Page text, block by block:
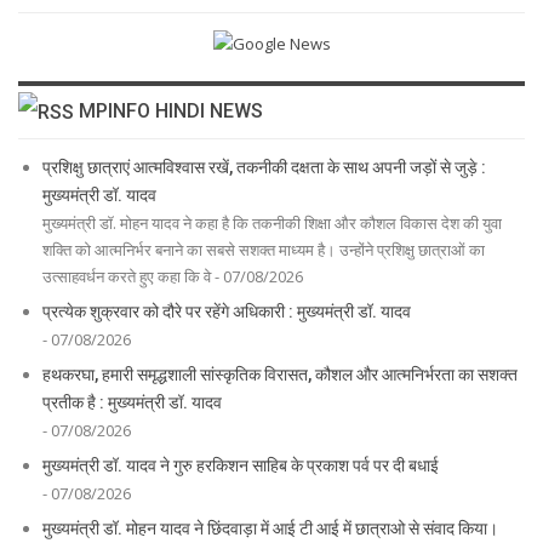
MPINFO HINDI NEWS
प्रशिक्षु छात्राएं आत्मविश्वास रखें, तकनीकी दक्षता के साथ अपनी जड़ों से जुड़े :
मुख्यमंत्री डॉ. यादव
मुख्यमंत्री डॉ. मोहन यादव ने कहा है कि तकनीकी शिक्षा और कौशल विकास देश की युवा
शक्ति को आत्मनिर्भर बनाने का सबसे सशक्त माध्यम है। उन्होंने प्रशिक्षु छात्राओं का
उत्साहवर्धन करते हुए कहा कि वे - 07/08/2026
प्रत्येक शुक्रवार को दौरे पर रहेंगे अधिकारी : मुख्यमंत्री डॉ. यादव
- 07/08/2026
हथकरघा, हमारी समृद्धशाली सांस्कृतिक विरासत, कौशल और आत्मनिर्भरता का सशक्त
प्रतीक है : मुख्यमंत्री डॉ. यादव
- 07/08/2026
मुख्यमंत्री डॉ. यादव ने गुरु हरकिशन साहिब के प्रकाश पर्व पर दी बधाई
- 07/08/2026
मुख्यमंत्री डॉ. मोहन यादव ने छिंदवाड़ा में आई टी आई में छात्राओ से संवाद किया।